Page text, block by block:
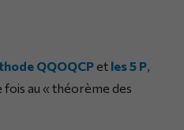
QQOQCP et les 5 P,
au « théorème des